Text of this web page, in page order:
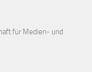
für Medien- und